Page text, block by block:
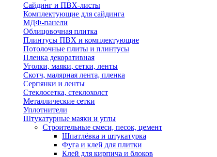
Сайдинг и ПВХ-листы
Комплектующие для сайдинга
МДФ-панели
Облицовочная плитка
Плинтусы ПВХ и комплектующие
Потолочные плиты и плинтусы
Пленка декоративная
Уголки, маяки, сетки, ленты
Скотч, малярная лента, пленка
Серпянки и ленты
Стеклосетка, стеклохолст
Металлические сетки
Уплотнители
Штукатурные маяки и углы
Строительные смеси, песок, цемент
Шпатлёвка и штукатурка
Фуга и клей для плитки
Клей для кирпича и блоков